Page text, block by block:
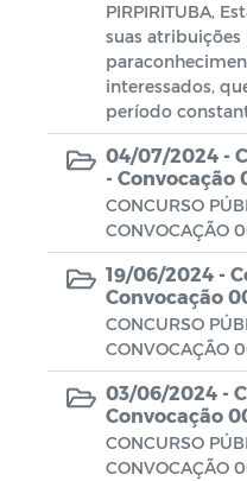
PIRPIRITUBA,
suas
interessados,
período
04/07/2024 -
- Convocação
CONCURSO
CONVOCAÇÃO
19/06/2024 -
Convocação
CONCURSO
CONVOCAÇÃO
03/06/2024 -
Convocação
CONCURSO
CONVOCAÇÃO